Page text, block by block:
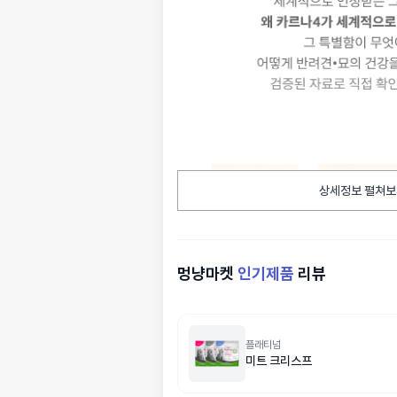
상세정보 펼쳐
멍냥마켓 인기제품 리뷰
플래티넘
미트 크리스프